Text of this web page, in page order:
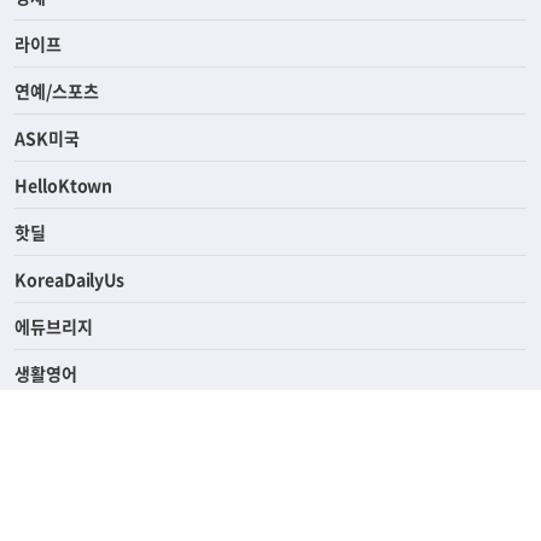
사회
경제
라이프
연예/스포츠
ASK미국
HelloKtown
핫딜
KoreaDailyUs
에듀브리지